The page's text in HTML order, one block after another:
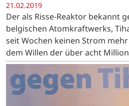
21.02.2019
Der als Risse-Reaktor bekannt
belgischen Atomkraftwerks,
seit Wochen keinen Strom
dem Willen der über acht
DreiländerRegion geht, sollte
Immer…